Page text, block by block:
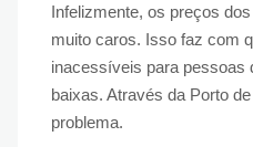
Infelizmente, os preços
muito caros. Isso faz com
inacessíveis para pessoas
baixas. Através da Porto
problema.